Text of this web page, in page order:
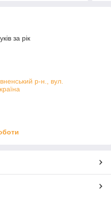
за рік
р-н., вул.